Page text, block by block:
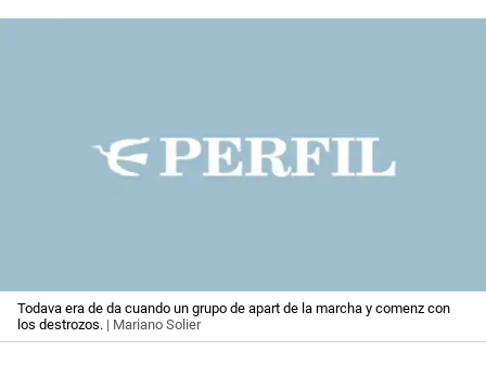
Todava era de da cuando un grupo de apart de la marcha y comenz con
los destrozos. | Mariano Solier